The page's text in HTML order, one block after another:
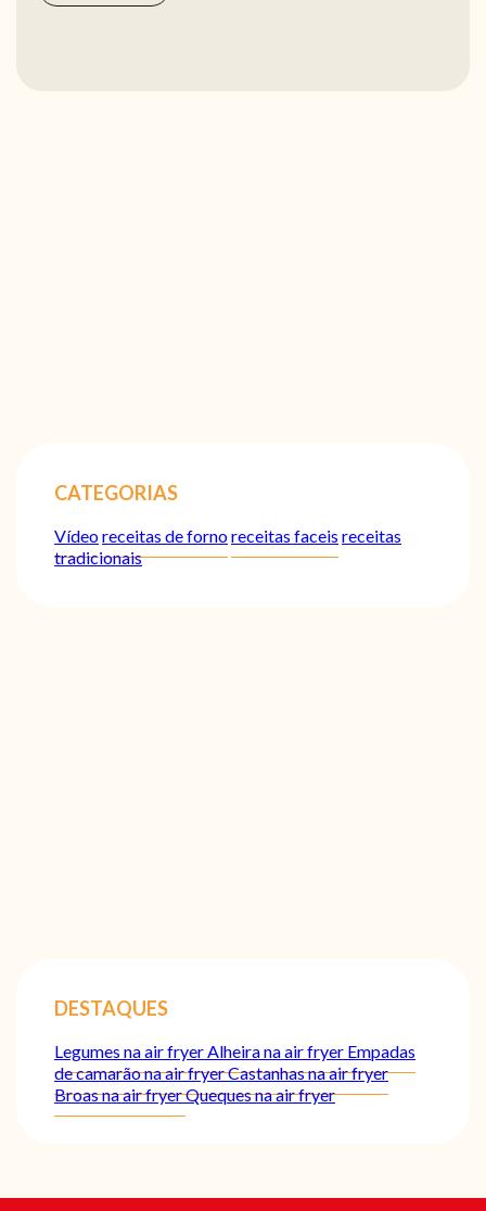
CATEGORIAS
Vídeoreceitas de fornoreceitas faceis receitas
tradicionais
DESTAQUES
Legumes na air fryerAlheira na air fryer Empadas
de camarão na air fryerCastanhas na air fryer
Broas na air fryerQueques na air fryer